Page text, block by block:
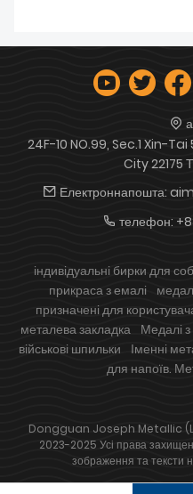
24F-10 NO.99, Sec.1 Xin-
City 22175
Електроннапошта:
телефон:
індивідуальні бирки для
прикраса з емалі
призначені для
металева закладка
Медалі
військові шпильки
Іменні
для напоїв.
Dongguan Joseph Metallic
2023-2025 Усі права
зображення та тексти